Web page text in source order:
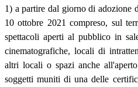
1) a partire dal giorno di adozione
10 ottobre 2021 compreso, sul
spettacoli aperti al pubblico in
cinematografiche, locali di
altri locali o spazi anche
soggetti muniti di una delle